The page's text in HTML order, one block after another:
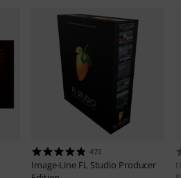
473
Image-Line FL Studio Producer